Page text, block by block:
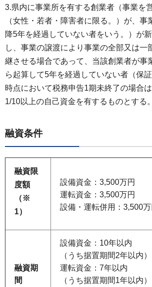
3.県内に事業所を有する創業者（事業を
（女性・若者・障害者に限る。）が、事
降5年を経過していない者をいう。）が
し、事業の譲渡により事業の全部又は一
継させる場合であって、当該創業者が事
ら起算して5年を経過していない者（保
時点において税務申告1期未終了の場合
1/10以上の自己資金を有するものとする
融資条件
融資限
度額
（※
1）
設備資金：3,500万円
運転資金：3,500万円
設備・運転併用：3,500万
融資期
間
設備資金：10年以内
（うち据置期間2年以内）
運転資金：7年以内
（うち据置期間1年以内）